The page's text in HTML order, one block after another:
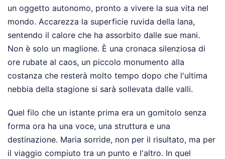
un oggetto autonomo, pronto a vivere la sua vita nel
mondo. Accarezza la superficie ruvida della lana,
sentendo il calore che ha assorbito dalle sue mani.
Non è solo un maglione. È una cronaca silenziosa di
ore rubate al caos, un piccolo monumento alla
costanza che resterà molto tempo dopo che l'ultima
nebbia della stagione si sarà sollevata dalle valli.
Quel filo che un istante prima era un gomitolo senza
forma ora ha una voce, una struttura e una
destinazione. Maria sorride, non per il risultato, ma per
il viaggio compiuto tra un punto e l'altro. In quel